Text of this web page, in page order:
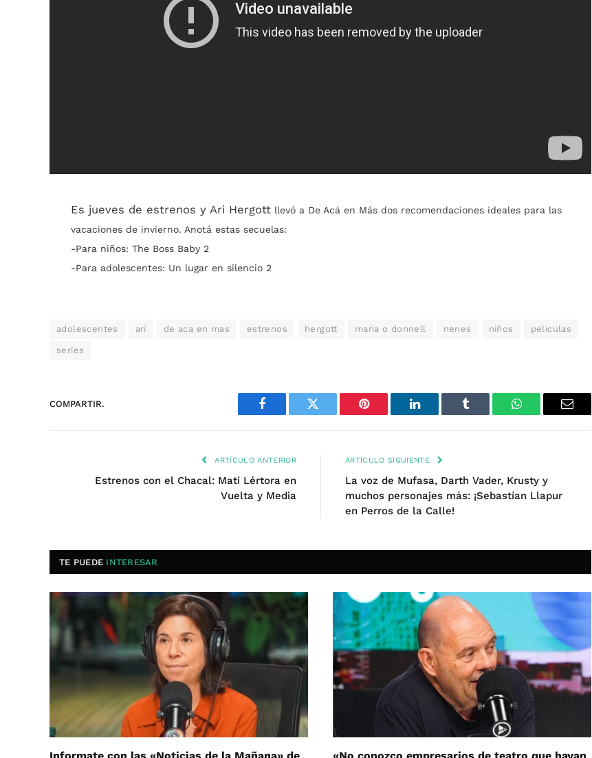
Es jueves de estrenos y Ari Hergott llevó a De Acá en Más dos recomendaciones ideales para las
vacaciones de invierno. Anotá estas secuelas:
-Para niños: The Boss Baby 2
-Para adolescentes: Un lugar en silencio 2
adolescentes ari de aca en mas estrenos hergott maria o donnell nenes niños peliculas
series
COMPARTIR.
Facebook Twitter Pinterest LinkedIn Tumblr WhatsAppEmail
ARTÍCULO ANTERIOR
Estrenos con el Chacal: Mati Lértora en
Vuelta y Media
ARTÍCULO SIGUIENTE
La voz de Mufasa, Darth Vader, Krusty y
muchos personajes más: ¡Sebastían Llapur
en Perros de la Calle!
TE PUEDE INTERESAR